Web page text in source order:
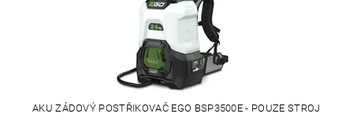
AKU ZÁDOVÝ POSTŘIKOVAČ EGO BSP3500E - POUZE STROJ